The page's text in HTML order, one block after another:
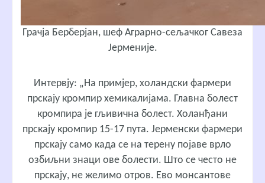
Грачја Берберјан, шеф Аграрно-сељачког Савеза
Јерменије.
Интервју: „На примјер, холандски фармери
прскају кромпир хемикалијама. Главна болест
кромпира је гљивична болест. Холанђани
прскају кромпир 15-17 пута. Јерменски фармери
прскају само када се на терену појаве врло
озбиљни знаци ове болести. Што се често не
прскају, не желимо отров. Ево монсантове